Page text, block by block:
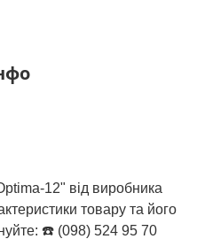
12" від виробника
товару та його
☎️ (098) 524 95 70